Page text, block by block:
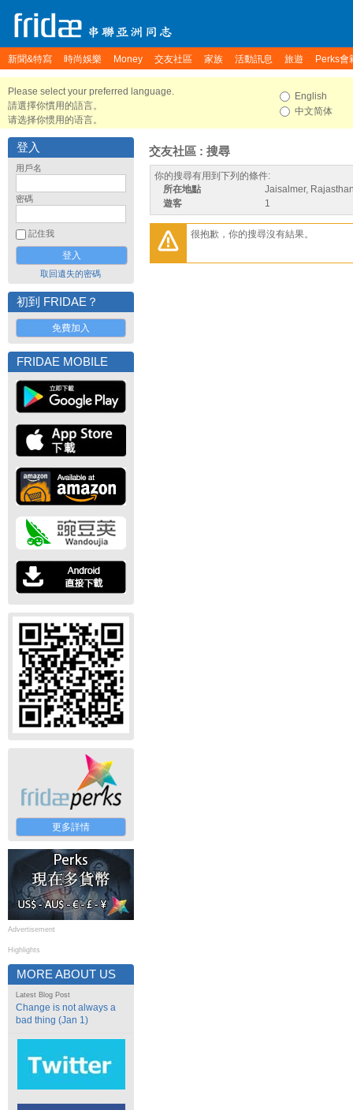
新聞&特寫 時尚娛樂 Money 交友社區 家族 活動訊息 旅遊 Perks會
Please select your preferred language.
請選擇你慣用的語言。
请选择你惯用的语言。
English
中文简体
登入
用戶名
密碼
記住我
取回遺失的密碼
初到 FRIDAE？
免費加入
FRIDAE MOBILE
更多詳情
Advertisement
Highlights
MORE ABOUT US
Latest Blog Post
Change is not always a
bad thing (Jan 1)
交友社區 : 搜尋
你的搜尋有用到下列的條件:
所在地點
Jaisalmer,
遊客
1
很抱歉，你的搜尋沒有結果。